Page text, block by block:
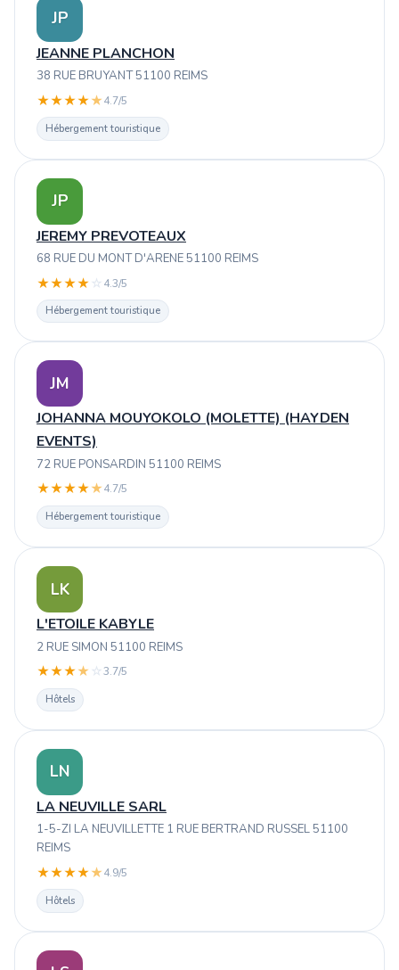
JP
JEANNE PLANCHON
38 RUE BRUYANT 51100 REIMS
★★★★★4.7/5
Hébergement touristique
JP
JEREMY PREVOTEAUX
68 RUE DU MONT D'ARENE 51100 REIMS
★★★★ ☆ 4.3/5
Hébergement touristique
JM
JOHANNA MOUYOKOLO (MOLETTE) (HAYDEN
EVENTS)
72 RUE PONSARDIN 51100 REIMS
★★★★★4.7/5
Hébergement touristique
LK
L'ETOILE KABYLE
2 RUE SIMON 51100 REIMS
★★★★ ☆3.7/5
Hôtels
LN
LA NEUVILLE SARL
1-5-ZI LA NEUVILLETTE 1 RUE BERTRAND RUSSEL 51100
REIMS
★★★★★4.9/5
Hôtels